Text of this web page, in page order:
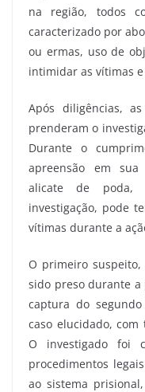
na região, todos
caracterizado por
ou ermas, uso de
intimidar as vítimas
Após diligências,
prenderam o
Durante o
apreensão em
alicate de poda,
investigação, pode
vítimas durante a
O primeiro
sido preso durante a
captura do
caso elucidado, com
O investigado foi
procedimentos
ao sistema